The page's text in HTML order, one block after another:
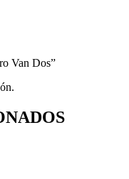
Van Dos”